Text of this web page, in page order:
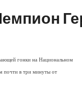
гонки на Национальном
почти в три минуты от